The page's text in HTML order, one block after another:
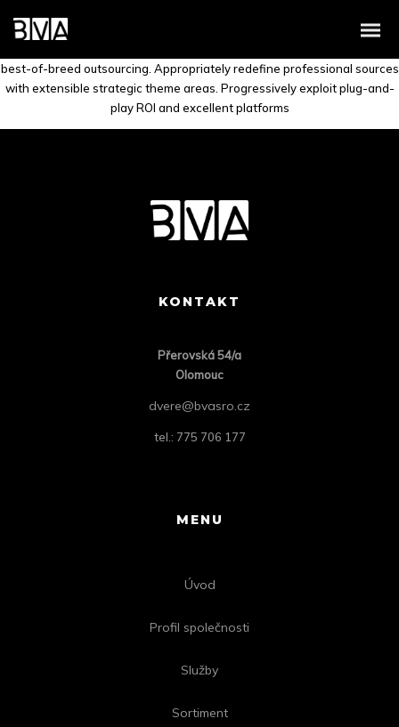
maximizing leadership skills. Progressively visualize professional value
best-of-breed outsourcing. Appropriately redefine professional sources
with extensible strategic theme areas. Progressively exploit plug-and-
play ROI and excellent platforms
KONTAKT
Přerovská 54/a
Olomouc
dvere@bvasro.cz
tel.: 775 706 177
MENU
Úvod
Profil společnosti
Služby
Sortiment